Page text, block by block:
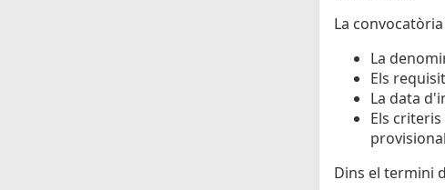
La
La
Els
La data
Els
Dins el termini